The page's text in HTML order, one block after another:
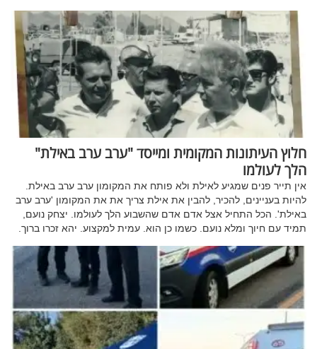
חלוץ העיתונות המקומית ומייסד "ערב ערב באילת"
הלך לעולמו
אין תייר פנים שמגיע לאילת ולא פותח את המקומון ערב ערב באילת.
להיות בעניינים, להכיר, להבין את אילת צריך את את המקומון 'ערב ערב
באילת'. הכל התחיל אצל אדם אדם שהשבוע הלך לעולמו. יצחק נועם,
תמיד עם חיוך ומלא נועם. כשמו כן הוא. עמית למקצוע. יהא זכרו ברוך.